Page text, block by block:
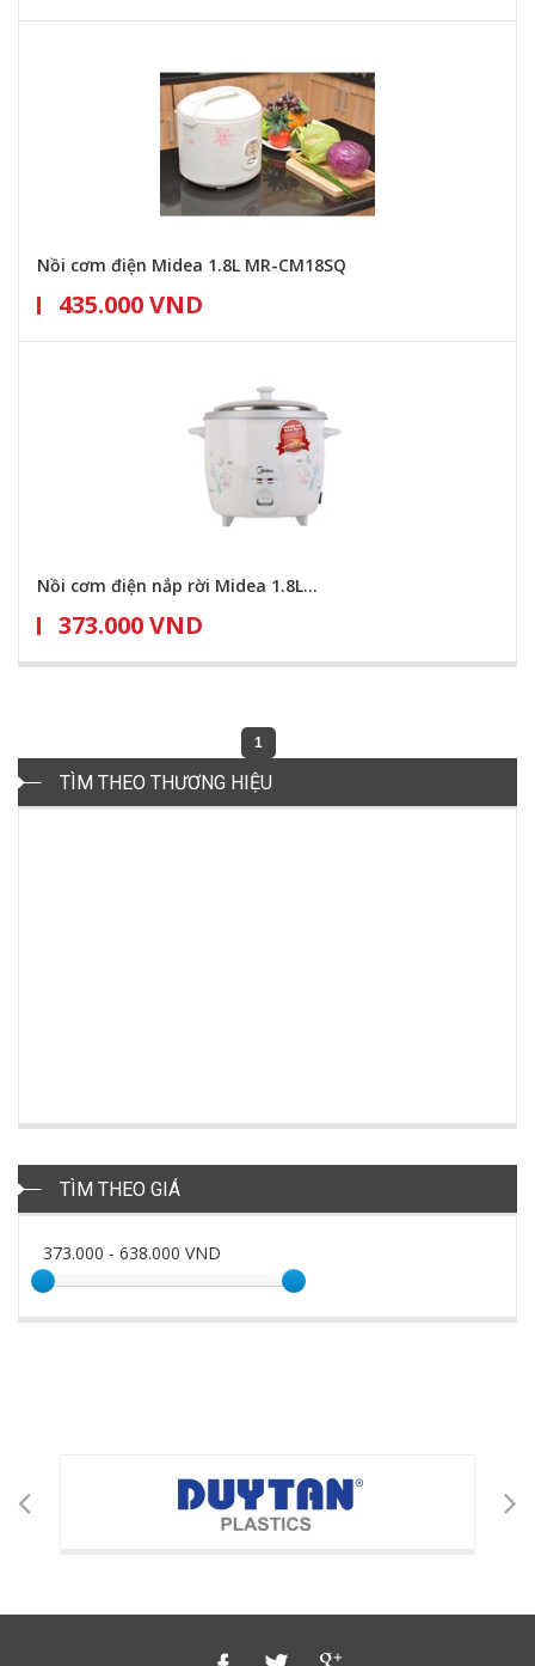
Nồi cơm điện Midea 1.8L MR-CM18SQ
435.000 VND
Nồi cơm điện nắp rời Midea 1.8L...
373.000 VND
1
TÌM THEO THƯƠNG HIỆU
TÌM THEO GIÁ
373.000 - 638.000 VND